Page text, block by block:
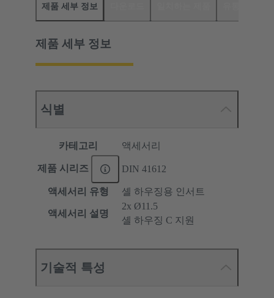
제품 세부 정보
제품 세부 정보
식별
카테고리 액세서리
제품 시리즈 DIN 41612
액세서리 유형 셸 하우징용 인서트
액세서리 설명
2x Ø11.5
셸 하우징 C 지원
기술적 특성